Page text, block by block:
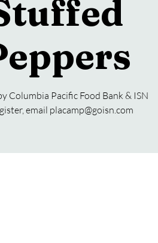
Columbia Pacific Food Bank & ISN
email placamp@goisn.com